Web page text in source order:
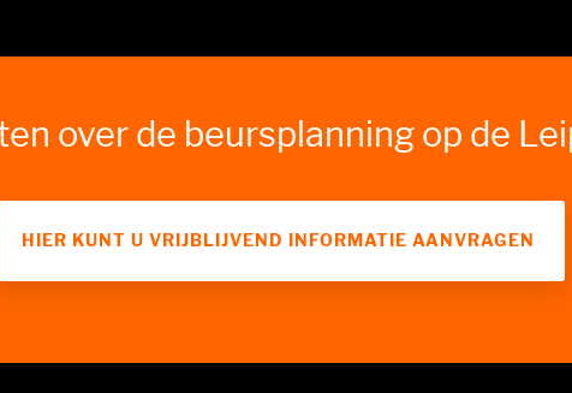
over de beursplanning op de
HIER KUNT U VRIJBLIJVEND INFORMATIE AANVRAGEN